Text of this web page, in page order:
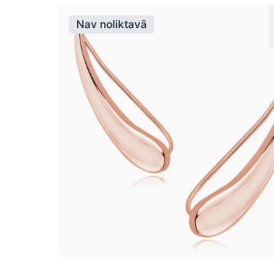
Nav noliktavā